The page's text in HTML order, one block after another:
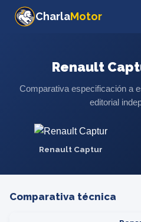
CharlaMotor
Renault
Comparativa especificación a
editorial
Renault Captur
Comparativa técnica